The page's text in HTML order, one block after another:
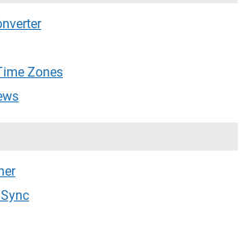
Zones